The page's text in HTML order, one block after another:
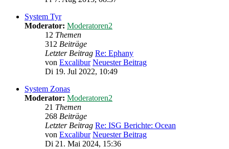
System Tyr
Moderator: Moderatoren2
12 Themen
312 Beiträge
Letzter Beitrag Re: Ephany
von Excalibur Neuester Beitrag
Di 19. Jul 2022, 10:49
System Zonas
Moderator: Moderatoren2
21 Themen
268 Beiträge
Letzter Beitrag Re: ISG Berichte: Ocean
von Excalibur Neuester Beitrag
Di 21. Mai 2024, 15:36